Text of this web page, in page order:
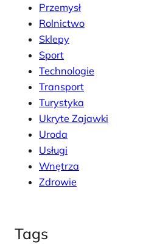
Przemysł
Rolnictwo
Sklepy
Sport
Technologie
Transport
Turystyka
Ukryte Zajawki
Uroda
Usługi
Wnętrza
Zdrowie
Tags